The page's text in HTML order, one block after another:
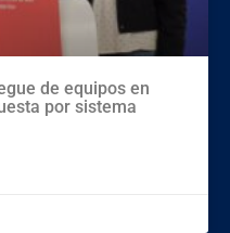
de equipos en
por sistema